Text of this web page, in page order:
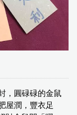
，圓碌碌的金鼠
屋潤，豐衣足